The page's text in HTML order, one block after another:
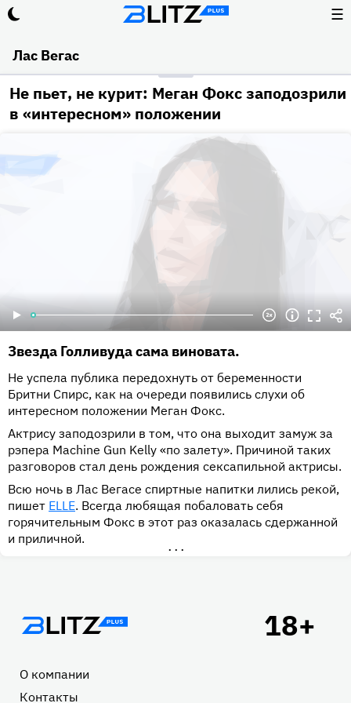
☰
Лас Вегас
Не пьет, не курит: Меган Фокс заподозрили
в «интересном» положении
Звезда Голливуда сама виновата.
Не успела публика передохнуть от беременности
Бритни Спирс, как на очереди появились слухи об
интересном положении Меган Фокс.
Актрису заподозрили в том, что она выходит замуж за
рэпера Machine Gun Kelly «по залету». Причиной таких
разговоров стал день рождения сексапильной актрисы.
Всю ночь в Лас Вегасе спиртные напитки лились рекой,
пишет ELLE. Всегда любящая побаловать себя
горячительным Фокс в этот раз оказалась сдержанной
и приличной.
•••
Подвал
О компании
Контакты